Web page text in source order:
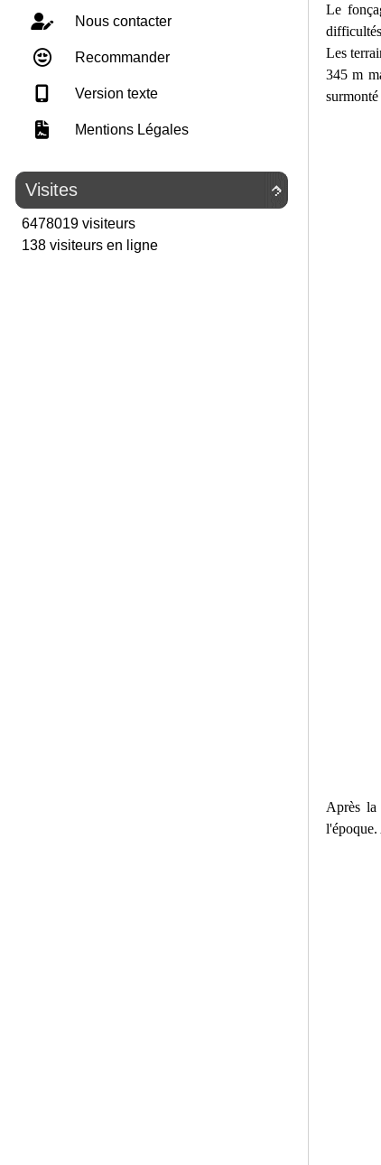
Nous contacter
Recommander
Version texte
Mentions Légales

Visites
6478019 visiteurs
138 visiteurs en ligne
Le
Les
345 m
Après la
l'époque.